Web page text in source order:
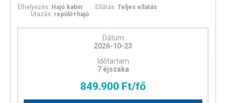
Elhelyezés: Hajó kabin Ellátás:Teljes ellátás
Utazás: repülő+hajó
Dátum
2026-10-23
Időtartam
7 éjszaka
849.900 Ft/fő